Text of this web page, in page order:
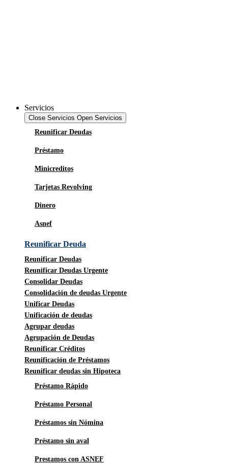
Servicios
Close Servicios Open Servicios
Reunificar Deudas
Préstamo
Minicreditos
Tarjetas Revolving
Dinero
Asnef
Reunificar Deuda
Reunificar Deudas
Reunificar Deudas Urgente
Consolidar Deudas
Consolidación de deudas Urgente
Unificar Deudas
Unificación de deudas
Agrupar deudas
Agrupación de Deudas
Reunificar Créditos
Reunificación de Préstamos
Reunificar deudas sin Hipoteca
Préstamo Rápido
Préstamo Personal
Préstamos sin Nómina
Préstamo sin aval
Prestamos con ASNEF